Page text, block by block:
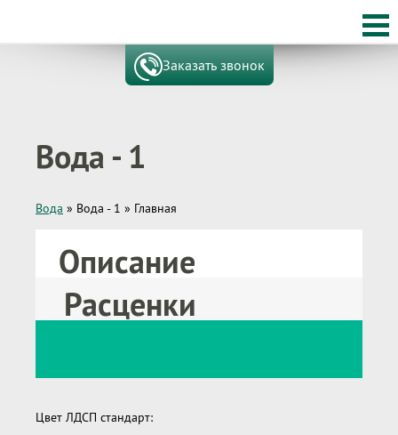
Заказать звонок
Вода - 1
Вода » Вода - 1 » Главная
Описание
Расценки
Цвет ЛДСП стандарт: